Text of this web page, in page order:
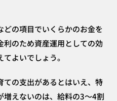
の項目でいくらかのお金を
のため資産運用としての効
よいでしょう。
の支出があるとはいえ、特
増えないのは、給料の3～4割